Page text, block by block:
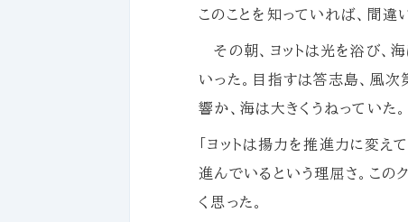
このことを知っていれば、間違
その朝、ヨットは光を浴び、
いった。目指すは答志島、風
響か、海は大きくうねっていた。
「ヨットは揚力を推進力に変
進んでいるという理屈さ。この
く思った。